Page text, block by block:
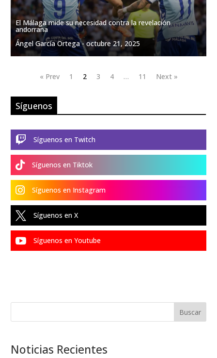
El Málaga mide su necesidad contra la revelación
andorrana
Ángel García Ortega -octubre 21, 2025
« Prev 1 2 3 4 … 11 Next »
Síguenos
 Síguenos en Twitch
 Síguenos en Tiktok
 Síguenos en Instagram
 Síguenos en X
 Síguenos en Youtube
Buscar
Noticias Recientes